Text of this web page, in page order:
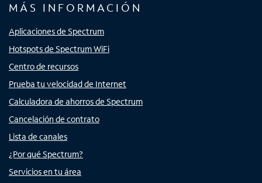
MÁS INFORMACIÓN
Aplicaciones de Spectrum
Hotspots de Spectrum WiFi
Centro de recursos
Prueba tu velocidad de Internet
Calculadora de ahorros de Spectrum
Cancelación de contrato
Lista de canales
¿Por qué Spectrum?
Servicios en tu área